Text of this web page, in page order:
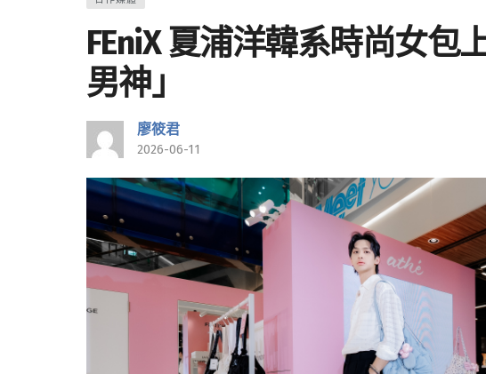
FEniX 夏浦洋韓系時尚女
男神」
廖筱君
2026-06-11